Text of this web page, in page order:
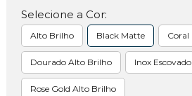
Selecione a Cor:
Alto Brilho Black Matte Coral
Dourado Alto Brilho Inox Escovado
Rose Gold Alto Brilho